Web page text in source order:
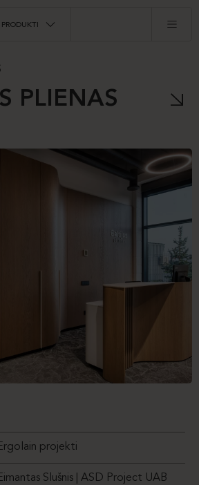
PRODUKTI
PLIENAS
projekti
Slušnis | ASD Project UAB